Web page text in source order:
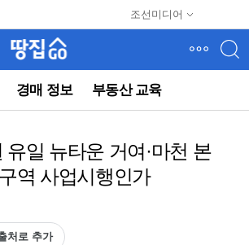
조선미디어
경매 정보 부동산 교육
유일 뉴타운 거여·마천 본
역 사업시행인가
처로 추가